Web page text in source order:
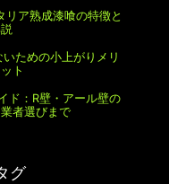
リア熟成漆喰の特徴と
ための小上がりメリ
ト
ド：R壁・アール壁の
者選びまで
グ